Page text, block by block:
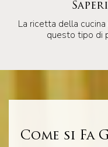
La ricetta della
questo tipo di
Come si Fa